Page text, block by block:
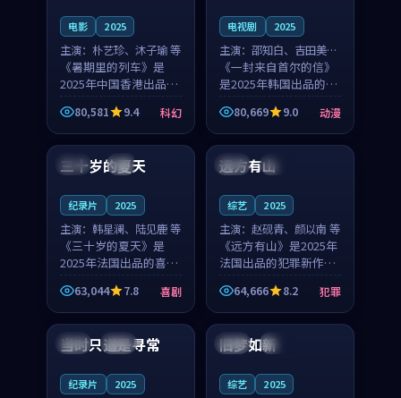
电影 2025
主演： 朴艺珍、沐子瑜 等
《暑期里的列车》是
2025年中国香港出品的
科幻新作，主创团队希
望用城市夜归人的故事
让观众停下来想一想。
朴艺珍领衔，沐子瑜担
任重要角色，郑书延的
80,581 9.4 科幻
电视剧 2025
主演： 邵知白、吉田美琴
等
《一封来自首尔的信》
是2025年韩国出品的动
漫新作，主创团队希望
用高考往事的故事让观
众停下来想一想。邵知
重要角色，谢承南的
80,669 9.0 动漫
法国 4K
三十岁的夏天
纪录片 2025
主演： 韩星澜、陆见鹿 等
《三十岁的夏天》是
2025年法国出品的喜剧
新作，主创团队希望用
深夜电台的故事让观众
停下来想一想。韩星澜
角色，山田纯一的叙事
63,044 7.8 喜剧
法国 独播
远方有山
综艺 2025
主演： 赵砚青、颜以南 等
《远方有山》是2025年
法国出品的犯罪新作，
主创团队希望用高校追
梦的故事让观众停下来
想一想。赵砚青领衔，
颜以南担任重要角色，
山田纯一的叙事节奏
64,666 8.2 犯罪
泰国 杜比
当时只道是寻常
纪录片 2025
中国 高分
旧梦如新
综艺 2025